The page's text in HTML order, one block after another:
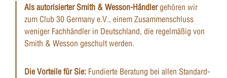
Als autorisierter Smith & Wesson-Händlergehören wir
zum Club 30 Germany e.V., einem Zusammenschluss
weniger Fachhändler in Deutschland, die regelmäßig von
Smith & Wesson geschult werden.
Die Vorteile für Sie: Fundierte Beratung bei allen Standard-